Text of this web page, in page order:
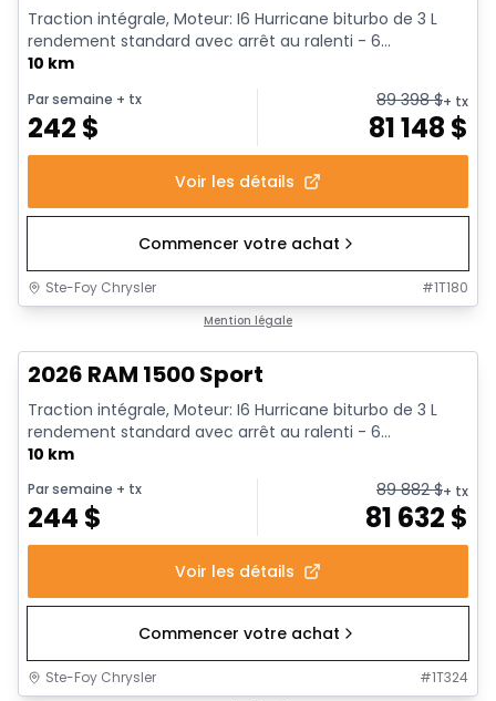
Traction intégrale, Moteur: I6 Hurricane biturbo de 3 L
rendement standard avec arrêt au ralenti - 6...
10 km
Par semaine + tx
242 $
89 398$+ tx
81 148 $
Voir les détails
Commencer votre achat
Ste-Foy Chrysler #1T180
Mention légale
2026 RAM 1500 Sport
Traction intégrale, Moteur: I6 Hurricane biturbo de 3 L
rendement standard avec arrêt au ralenti - 6...
10 km
Par semaine + tx
244 $
89 882$+ tx
81 632 $
Voir les détails
Commencer votre achat
Ste-Foy Chrysler #1T324